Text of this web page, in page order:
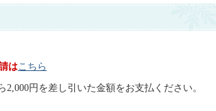
はこちら
円を差し引いた金額をお支払ください。